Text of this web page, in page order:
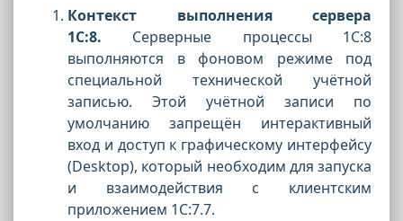
Контекст выполнения сервера
1С:8. Серверные процессы 1С:8
выполняются в фоновом режиме под
специальной технической учётной
записью. Этой учётной записи по
умолчанию запрещён интерактивный
вход и доступ к графическому интерфейсу
(Desktop), который необходим для запуска
и взаимодействия с клиентским
приложением 1С:7.7.